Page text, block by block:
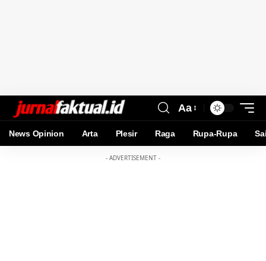
Aa
News Opinion Arta Plesir Raga Rupa-Rupa
- ADVERTISEMENT -